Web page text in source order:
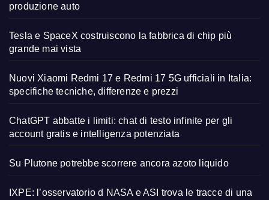
produzione auto
Tesla e SpaceX costruiscono la fabbrica di chip più
grande mai vista
Nuovi Xiaomi Redmi 17 e Redmi 17 5G ufficiali in Italia:
specifiche tecniche, differenze e prezzi
ChatGPT abbatte i limiti: chat di testo infinite per gli
account gratis e intelligenza potenziata
Su Plutone potrebbe scorrere ancora azoto liquido
IXPE: l’osservatorio d NASA e ASI trova le tracce di una